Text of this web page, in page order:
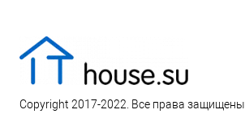
Copyright 2017-2022. Все права защищены.